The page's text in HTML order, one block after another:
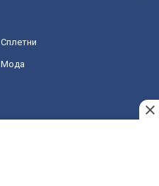
Сплетни
Мода